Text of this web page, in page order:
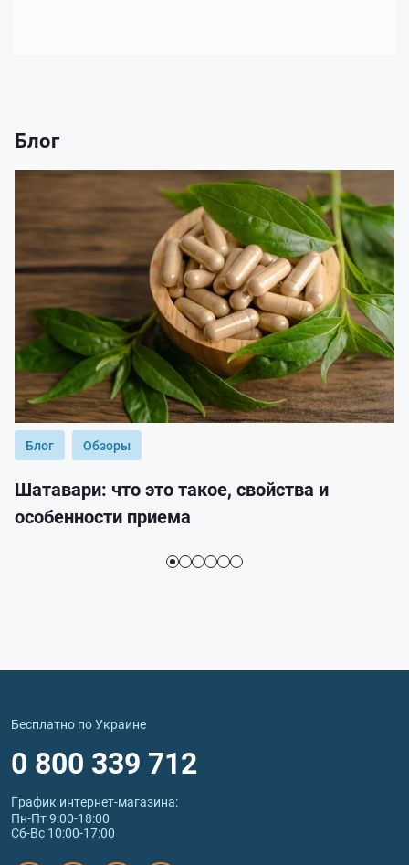
Блог
Блог Обзоры
Шатавари: что это такое, свойства и
особенности приема
Бесплатно по Украине
0 800 339 712
График интернет‑магазина:
Пн-Пт 9:00-18:00
Сб-Вс 10:00-17:00